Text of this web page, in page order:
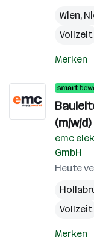
Wien,
Vollzeit
Merken
(m/w/d)
emc
GmbH
Heute
Vollzeit
Merken